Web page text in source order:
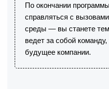
По окончании
справляться с
среды — вы станете
ведет за собой
будущее компании.